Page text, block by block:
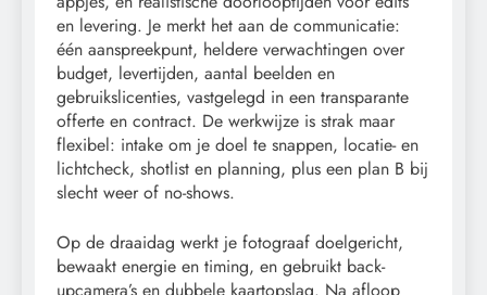
en levering. Je merkt het aan de communicatie:
één aanspreekpunt, heldere verwachtingen over
budget, levertijden, aantal beelden en
gebruikslicenties, vastgelegd in een transparante
offerte en contract. De werkwijze is strak maar
flexibel: intake om je doel te snappen, locatie- en
lichtcheck, shotlist en planning, plus een plan B bij
slecht weer of no-shows.
Op de draaidag werkt je fotograaf doelgericht,
bewaakt energie en timing, en gebruikt back-
upcamera’s en dubbele kaartopslag. Na afloop